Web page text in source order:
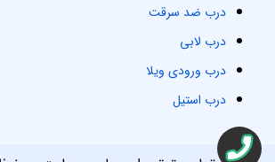
درب ضد سرقت
درب لابی
درب ورودی ویلا
درب استیل